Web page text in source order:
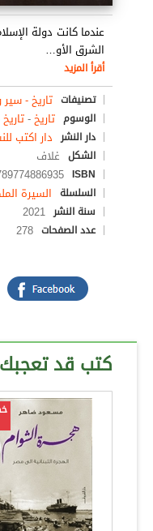
عندما كانت دولة
الشرق الأو…
أقرأ المزيد
تصنيفات تاريخ -
الوسوم تاريخ-
دار النشر دار اكتب
الشكل غلاف
ISBN
السلسلة السيرة
سنة النشر 2021
عدد الصفحات 278
كتب قد